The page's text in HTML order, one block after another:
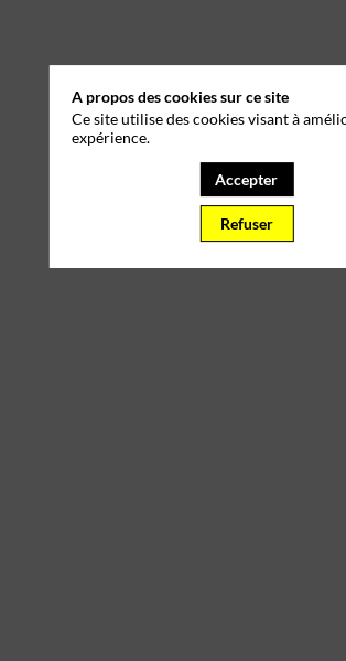
A propos des cookies sur ce site
Ce site utilise des cookies visant à
expérience.
Accepter
Refuser